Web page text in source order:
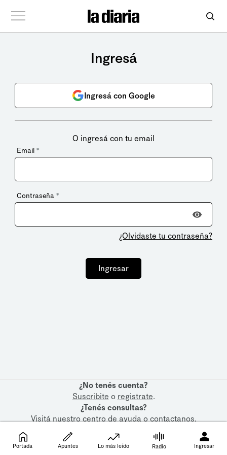
Ingresá
Ingresá con Google
O ingresá con tu email
Email *
Contraseña *
¿Olvidaste tu contraseña?
Ingresar
¿No tenés cuenta?
Suscribite o registrate.
¿Tenés consultas?
Visitá nuestrocentro de ayudaocontactanos.
Portada Apuntes Lo más leído Radio Ingresar